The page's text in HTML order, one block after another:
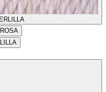
ROSA
LILLA